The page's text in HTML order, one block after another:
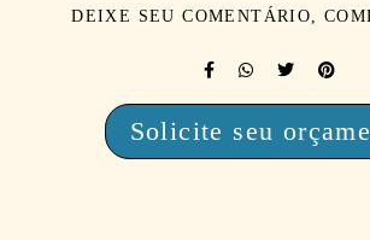
DEIXE SEU COMENTÁRIO,
Solicite seu